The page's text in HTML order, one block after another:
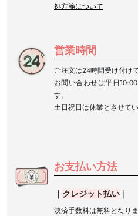
処方箋について
営業時間
ご注文は24時間受け付け
お問い合わせは平日
す。
土日祝日は休業とさせてい
お支払い方法
クレジット払い
決済手数料は無料となりま